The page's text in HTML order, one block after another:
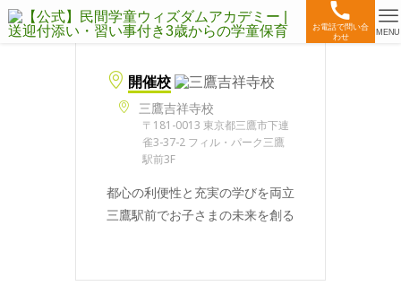
お電話で問い合
わせ
MENU
開催校
三鷹吉祥寺校
〒181-0013 東京都三鷹市下連
雀3-37-2 フィル・パーク三鷹
駅前3F
都心の利便性と充実の学びを両立
三鷹駅前でお子さまの未来を創る